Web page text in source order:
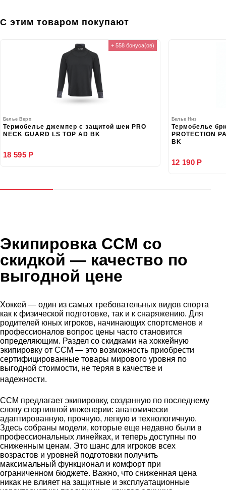
С этим товаром покупают
+ 558 бонуса(ов)
Белье Верх
Термобелье джемпер с защитой шеи PRO
NECK GUARD LS TOP AD BK
18 595 Р
Белье Низ
Термобелье
PROTECTION
BK
12 190 Р
Экипировка CCM со
скидкой — качество по
выгодной цене
Хоккей — один из самых требовательных видов спорта
как к физической подготовке, так и к снаряжению. Для
родителей юных игроков, начинающих спортсменов и
профессионалов вопрос цены часто становится
определяющим. Раздел со скидками на хоккейную
экипировку от CCM — это возможность приобрести
сертифицированные товары мирового уровня по
выгодной стоимости, не теряя в качестве и
надежности.
CCM предлагает экипировку, созданную по последнему
слову спортивной инженерии: анатомически
адаптированную, прочную, легкую и технологичную.
Здесь собраны модели, которые еще недавно были в
профессиональных линейках, и теперь доступны по
сниженным ценам. Это шанс для игроков всех
возрастов и уровней подготовки получить
максимальный функционал и комфорт при
ограниченном бюджете. Важно, что сниженная цена
никак не влияет на защитные и эксплуатационные